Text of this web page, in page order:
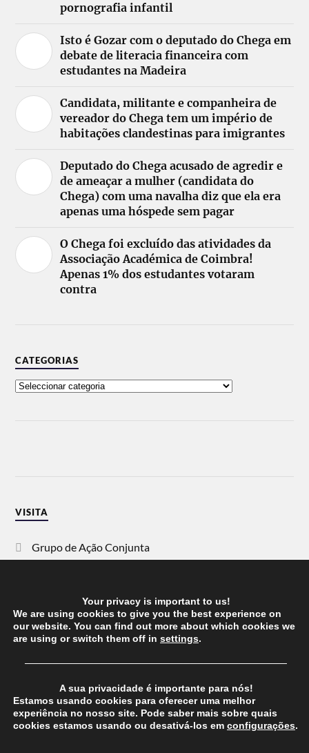
pornografia infantil
Isto é Gozar com o deputado do Chega em
debate de literacia financeira com
estudantes na Madeira
Candidata, militante e companheira de
vereador do Chega tem um império de
habitações clandestinas para imigrantes
Deputado do Chega acusado de agredir e
de ameaçar a mulher (candidata do
Chega) com uma navalha diz que ela era
apenas uma hóspede sem pagar
O Chega foi excluído das atividades da
Associação Académica de Coimbra!
Apenas 1% dos estudantes votaram
contra
CATEGORIAS
VISITA
Grupo de Ação Conjunta
Vida Justa
dezanove
Your privacy is important to us!
We are using cookies to give you the best experience on
our website. You can find out more about which cookies we
are using or switch them off in settings.
──────────────────────────────────────
A sua privacidade é importante para nós!
Estamos usando cookies para oferecer uma melhor
experiência no nosso site. Pode saber mais sobre quais
cookies estamos usando ou desativá-los em configurações.